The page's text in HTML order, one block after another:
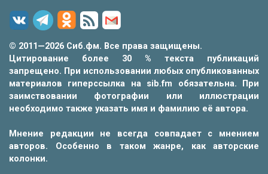
© 2011—2026 Сиб.фм. Все права защищены.
Цитирование более 30 % текста публикаций
запрещено. При использовании любых опубликованных
материалов гиперссылка на sib.fm обязательна. При
заимствовании фотографии или иллюстрации
необходимо также указать имя и фамилию её автора.
Мнение редакции не всегда совпадает с мнением
авторов. Особенно в таком жанре, как авторские
колонки.